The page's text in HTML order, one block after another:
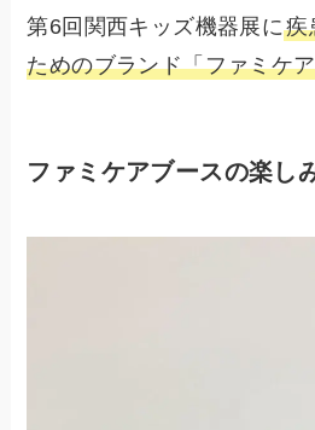
第6回関西キッズ機器展に疾
ためのブランド「ファミケ
ファミケアブースの楽し